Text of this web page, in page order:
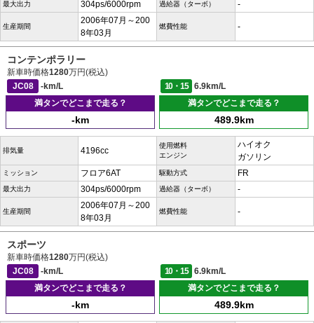
最大出力 304ps/6000rpm 過給器（ターボ） -
生産期間
2006年07月～200
8年03月
燃費性能 -
コンテンポラリー
新車時価格1280万円(税込)
JC08
-km/L 10・15
6.9km/L
満タンでどこまで走る？
-km
満タンでどこまで走る？
489.9km
排気量 4196cc
使用燃料
エンジン
ハイオク
ガソリン
ミッション フロア6AT 駆動方式 FR
最大出力 304ps/6000rpm 過給器（ターボ） -
生産期間
2006年07月～200
8年03月
燃費性能 -
スポーツ
新車時価格1280万円(税込)
JC08
-km/L 10・15
6.9km/L
満タンでどこまで走る？
-km
満タンでどこまで走る？
489.9km